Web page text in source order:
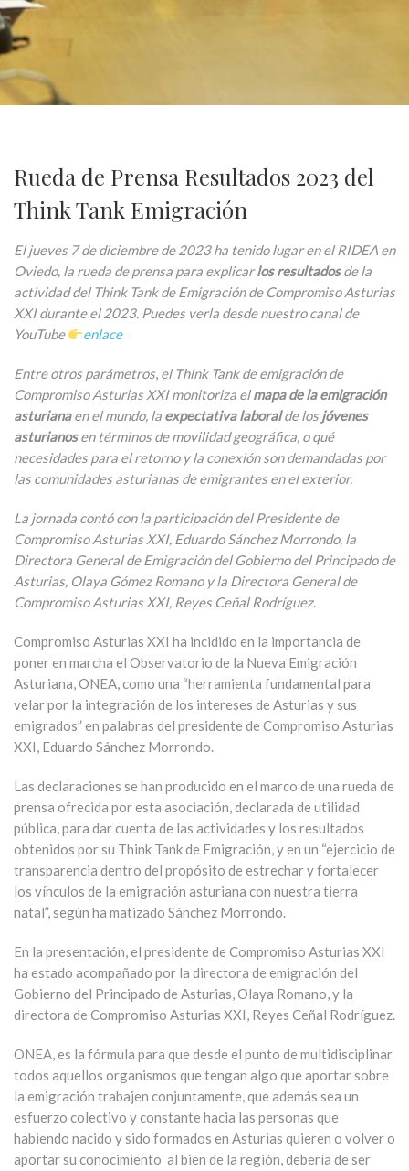
Rueda de Prensa Resultados 2023 del
Think Tank Emigración
El jueves 7 de diciembre de 2023 ha tenido lugar en el RIDEA en
Oviedo, la rueda de prensa para explicarlos resultadosde la
actividad del Think Tank de Emigración de Compromiso Asturias
XXI durante el 2023. Puedes verla desde nuestro canal de
YouTube
enlace
Entre otros parámetros, el Think Tank de emigración de
Compromiso Asturias XXI monitoriza elmapa de la emigración
asturianaen el mundo, la expectativa laboralde los jóvenes
asturianosen términos de movilidad geográfica, o qué
necesidades para el retorno y la conexión son demandadas por
las comunidades asturianas de emigrantes en el exterior.
La jornada contó con la participación del Presidente de
Compromiso Asturias XXI, Eduardo Sánchez Morrondo, la
Directora General de Emigración del Gobierno del Principado de
Asturias, Olaya Gómez Romano y la Directora General de
Compromiso Asturias XXI, Reyes Ceñal Rodríguez.
Compromiso Asturias XXI ha incidido en la importancia de
poner en marcha el Observatorio de la Nueva Emigración
Asturiana, ONEA, como una “herramienta fundamental para
velar por la integración de los intereses de Asturias y sus
emigrados” en palabras del presidente de Compromiso Asturias
XXI, Eduardo Sánchez Morrondo.
Las declaraciones se han producido en el marco de una rueda de
prensa ofrecida por esta asociación, declarada de utilidad
pública, para dar cuenta de las actividades y los resultados
obtenidos por su Think Tank de Emigración, y en un “ejercicio de
transparencia dentro del propósito de estrechar y fortalecer
los vínculos de la emigración asturiana con nuestra tierra
natal”, según ha matizado Sánchez Morrondo.
En la presentación, el presidente de Compromiso Asturias XXI
ha estado acompañado por la directora de emigración del
Gobierno del Principado de Asturias, Olaya Romano, y la
directora de Compromiso Asturias XXI, Reyes Ceñal Rodríguez.
ONEA, es la fórmula para que desde el punto de multidisciplinar
todos aquellos organismos que tengan algo que aportar sobre
la emigración trabajen conjuntamente, que además sea un
esfuerzo colectivo y constante hacia las personas que
habiendo nacido y sido formados en Asturias quieren o volver o
aportar su conocimiento al bien de la región, debería de ser